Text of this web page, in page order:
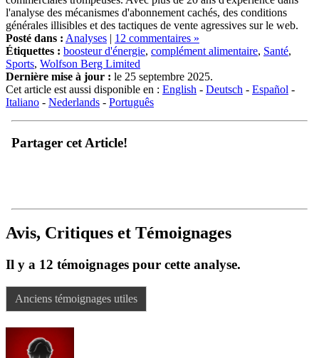
l'analyse des mécanismes d'abonnement cachés, des conditions
générales illisibles et des tactiques de vente agressives sur le web.
Posté dans : Analyses | 12 commentaires »
Étiquettes : boosteur d'énergie, complément alimentaire, Santé,
Sports, Wolfson Berg Limited
Dernière mise à jour : le 25 septembre 2025.
Cet article est aussi disponible en : English - Deutsch - Español -
Italiano - Nederlands - Português
Partager cet Article!
Avis, Critiques et Témoignages
Il y a 12 témoignages pour cette analyse.
Anciens témoignages utiles